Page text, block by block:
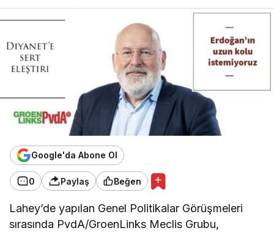
Google'da Abone Ol
0 Paylaş Beğen
Lahey’de yapılan Genel Politikalar Görüşmeleri
sırasında PvdA/GroenLinks Meclis Grubu,